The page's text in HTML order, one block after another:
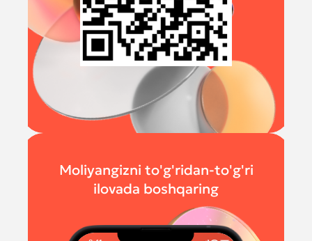
Moliyangizni to'g'ridan-to'g'ri
ilovada boshqaring